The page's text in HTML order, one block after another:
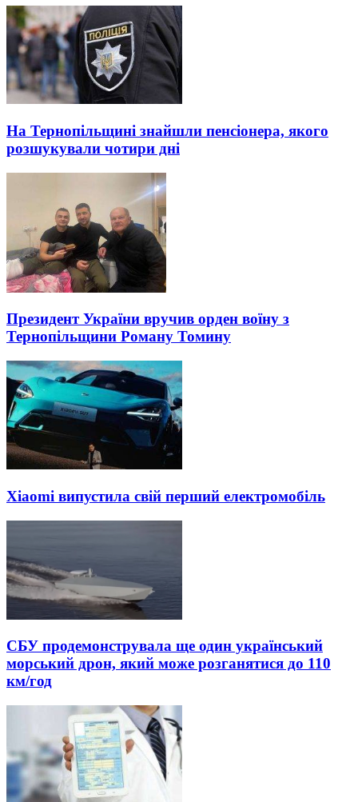
На Тернопільщині знайшли пенсіонера, якого
розшукували чотири дні
Президент України вручив орден воїну з
Тернопільщини Роману Томину
Xiaomi випустила свій перший електромобіль
СБУ продемонструвала ще один український
морський дрон, який може розганятися до 110
км/год